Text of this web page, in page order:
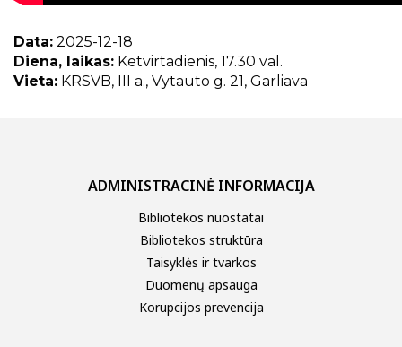
Data: 2025-12-18
Diena, laikas: Ketvirtadienis, 17.30 val.
Vieta: KRSVB, III a., Vytauto g. 21, Garliava
ADMINISTRACINĖ INFORMACIJA
Bibliotekos nuostatai
Bibliotekos struktūra
Taisyklės ir tvarkos
Duomenų apsauga
Korupcijos prevencija